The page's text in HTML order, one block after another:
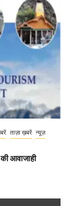
ताज़ा ख़बरें न्यूज़
आवाजाही